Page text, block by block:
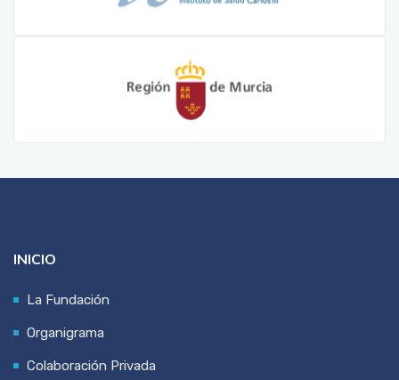
INICIO
La Fundación
Organigrama
Colaboración Privada